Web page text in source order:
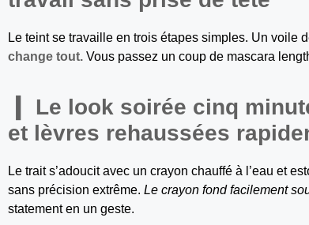
Le teint se travaille en trois étapes simples. Un voile
change tout. Vous passez un coup de mascara
Le look soirée cinq
et lèvres rehaussées
Le trait s’adoucit avec un crayon chauffé à l’eau et
sans précision extrême. Le crayon fond facilement
statement en un geste.